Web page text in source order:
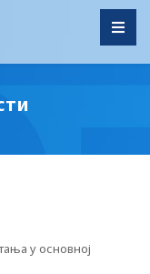
у основној